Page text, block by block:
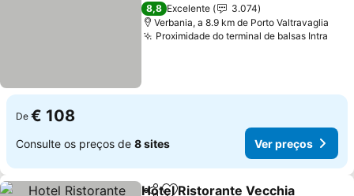
8,8 Excelente
3.074
Verbania, a 8.9 km de Porto Valtravaglia
Proximidade do terminal de balsas Intra
De € 108
Consulte os preços de 8 sites Ver preços
Hotel Ristorante Vecchia